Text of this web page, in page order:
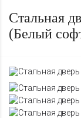
Стальная
(Белый